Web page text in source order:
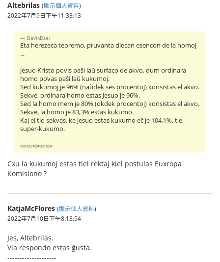
Altebrilas (顯示個人資料)
2022年7月9日下午11:33:13
SlavikDze:
Eta herezeca teoremo, pruvanta diecan esencon de la homoj
...
Jesuo Kristo povis paŝi laŭ surfaco de akvo, dum ordinara
homo povas paŝi laŭ kukumoj.
Sed kukumoj je 96% (naŭdek ses procentoj) konsistas el akvo.
Sekve, ordinara homo estas Jesuo je 96%.
Sed la homo mem je 80% (okdek procentoj) konsistas el akvo.
Sekve, la homo je 83,3% estas kukumo.
Kaj el tio sekvas, ke Jesuo estas kukumo eĉ je 104,1%, t.e.
super-kukumo.
🥒🥒🥒🥒🥒
Cxu la kukumoj estas tiel rektaj kiel postulas Euxropa
Komisiono ?
KatjaMcFlores (顯示個人資料)
2022年7月10日下午8:13:54
Jes, Altebrilas.
Via respondo estas ĝusta.
--------------------